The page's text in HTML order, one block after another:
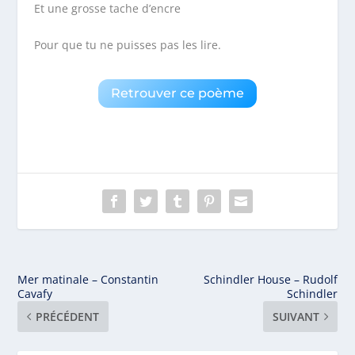
Et une grosse tache d’encre
Pour que tu ne puisses pas les lire.
Retrouver ce poème
Mer matinale – Constantin
Cavafy
PRÉCÉDENT
Schindler House – Rudolf
Schindler
SUIVANT